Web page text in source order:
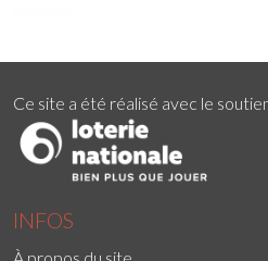
Ce site a été réalisé avec le
INFOS
À propos du site